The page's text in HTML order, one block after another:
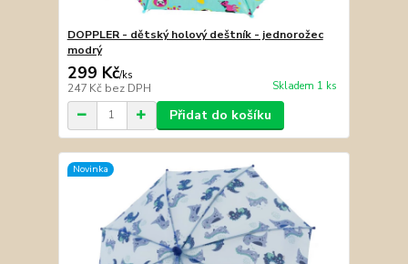
DOPPLER - dětský holový deštník - jednorožec
modrý
299 Kč/ks
247 Kč bez DPH Skladem 1 ks
Přidat do košíku
Novinka